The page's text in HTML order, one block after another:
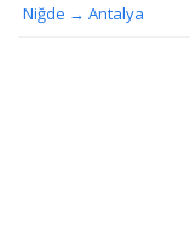
Niğde → Antalya